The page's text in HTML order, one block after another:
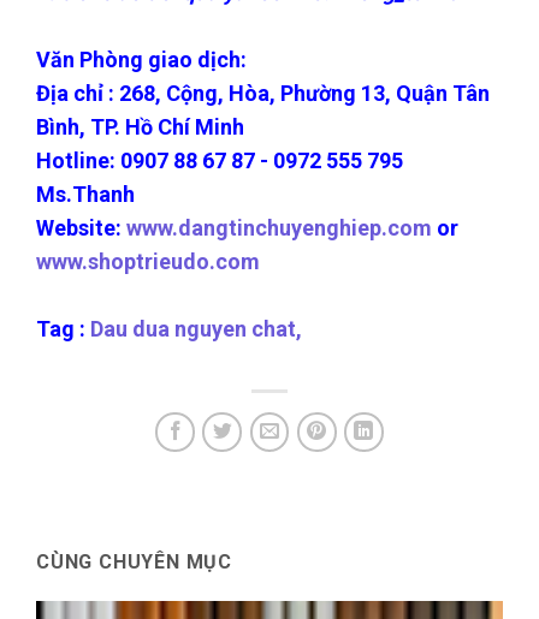
Văn Phòng giao dịch:
Địa chỉ : 268, Cộng, Hòa, Phường 13, Quận Tân
Bình, TP. Hồ Chí Minh
Hotline: 0907 88 67 87 - 0972 555 795
Ms.Thanh
Website: www.dangtinchuyenghiep.com or
www.shoptrieudo.com
Tag : Dau dua nguyen chat,
CÙNG CHUYÊN MỤC